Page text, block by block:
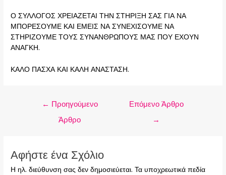
Ο ΣΥΛΛΟΓΟΣ ΧΡΕΙΑΖΕΤΑΙ ΤΗΝ ΣΤΗΡΙΞΗ ΣΑΣ ΓΙΑ ΝΑ
ΜΠΟΡΕΣΟΥΜΕ ΚΑΙ ΕΜΕΙΣ ΝΑ ΣΥΝΕΧΙΣΟΥΜΕ ΝΑ
ΣΤΗΡΙΖΟΥΜΕ ΤΟΥΣ ΣΥΝΑΝΘΡΩΠΟΥΣ ΜΑΣ ΠΟΥ ΕΧΟΥΝ
ΑΝΑΓΚΗ.
ΚΑΛΟ ΠΑΣΧΑ ΚΑΙ ΚΑΛΗ ΑΝΑΣΤΑΣΗ.
← Προηγούμενο
Άρθρο
Επόμενο Άρθρο
→
Αφήστε ένα Σχόλιο
Η ηλ. διεύθυνση σας δεν δημοσιεύεται. Τα υποχρεωτικά πεδία